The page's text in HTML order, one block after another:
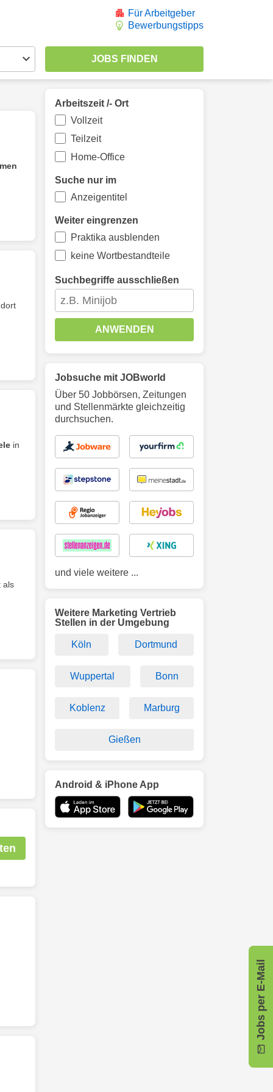
Für Arbeitgeber
Bewerbungstipps
in
als
Jobs per E-Mail
Arbeitszeit /- Ort
Vollzeit
Teilzeit
Home-Office
Suche nur im
Anzeigentitel
Weiter eingrenzen
Praktika ausblenden
keine Wortbestandteile
Suchbegriffe ausschließen
ANWENDEN
Jobsuche mit JOBworld
Über 50 Jobbörsen, Zeitungen
und Stellenmärkte gleichzeitig
durchsuchen.
und viele weitere ...
Weitere Marketing Vertrieb
Stellen in der Umgebung
Köln Dortmund
Wuppertal Bonn
Koblenz Marburg
Gießen
Android & iPhone App